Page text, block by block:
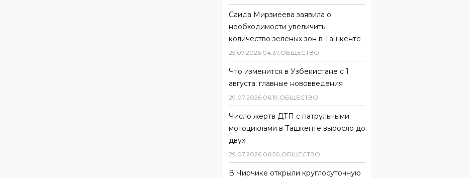
Саида Мирзиёева заявила о
необходимости увеличить
количество зелёных зон в Ташкенте
25.07.2026 04:37,ОБЩЕСТВО
Что изменится в Узбекистане с 1
августа: главные нововведения
29.07.2026 06:19,ОБЩЕСТВО
Число жертв ДТП с патрульными
мотоциклами в Ташкенте выросло до
двух
29.07.2026 06:50,ОБЩЕСТВО
В Чирчике открыли круглосуточную